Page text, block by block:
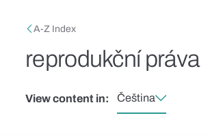
Breadcrumb
A-Z Index
reprodukční práva
View content in: Čeština